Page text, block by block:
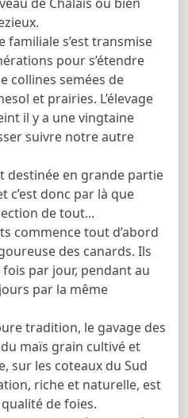
s’est transmise
pour s’étendre
collines semées de
et prairies. L’élevage
il y a une vingtaine
suivre notre autre
en grande partie
c’est donc par là que
de tout...
commence tout d’abord
des canards. Ils
par jour, pendant au
par la même
tradition, le gavage des
maïs grain cultivé et
sur les coteaux du Sud
riche et naturelle, est
de foies.